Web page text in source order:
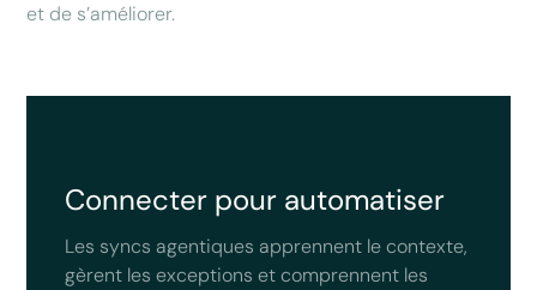
et de s’améliorer.
Connecter pour automatiser
Les syncs agentiques apprennent le contexte,
gèrent les exceptions et comprennent les